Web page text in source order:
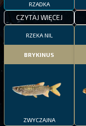
RZADKA
CZYTAJ WIĘCEJ
RZEKA NIL
BRYKINUS
ZWYCZAJNA